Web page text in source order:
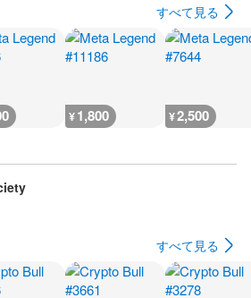
すべて見る
¥1,800 ¥2,500
すべて見る